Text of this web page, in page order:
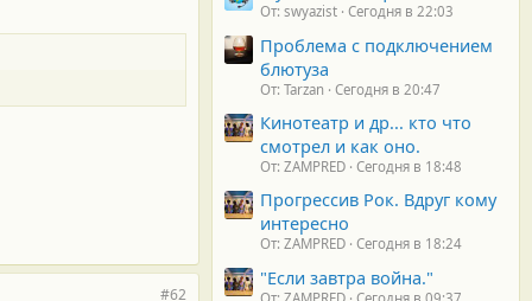
#62
От: swyazist Сегодня в 22:03
Проблема с подключением
блютуза
От: Tarzan Сегодня в 20:47
Кинотеатр и др... кто что
смотрел и как оно.
От: ZAMPRED Сегодня в 18:48
Прогрессив Рок. Вдруг кому
интересно
От: ZAMPRED Сегодня в 18:24
"Если завтра война."